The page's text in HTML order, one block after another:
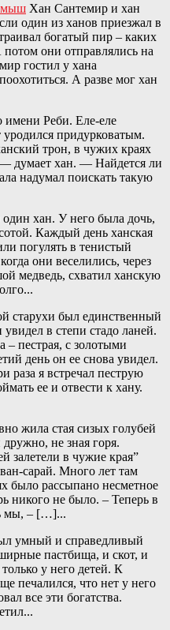
Хан Сантемир и хан
один из ханов приезжал в
богатый пир – каких
они отправлялись на
гостил у хана
А разве мог хан
Реби. Еле-еле
придурковатым.
трон, в чужих краях
думает хан. — Найдется ли
надумал поискать такую
хан. У него была дочь,
Каждый день ханская
погулять в тенистый
они веселились, через
медведь, схватил ханскую
старухи был единственный
в степи стадо ланей.
– пестрая, с золотыми
день он ее снова увидел.
раза я встречал пеструю
ее и отвести к хану.
жила стая сизых голубей
не зная горя.
залетели в чужие края”
сарай. Много лет там
было рассыпано несметное
никого не было. – Теперь в
мы, – […]...
умный и справедливый
пастбища, и скот, и
у него детей. К
печалился, что нет у него
все эти богатства.